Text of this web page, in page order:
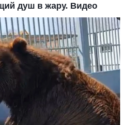
душ в жару. Видео